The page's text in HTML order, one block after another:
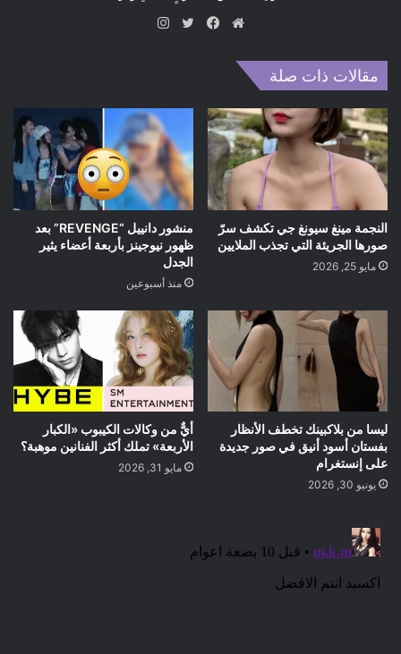
موق
في
تويت
مقالات ذات صلة
النجمة مينغ سيونغ جي تكشف سرّ
صورها الجريئة التي تجذب الملايين
مايو 25, 2026
منشور دانييل “REVENGE” بعد
ظهور نيوجينز بأربعة أعضاء يثير
الجدل
منذ أسبوعين
ليسا من بلاكبينك تخطف الأنظار
بفستان أسود أنيق في صور جديدة
على إنستغرام
يونيو 30, 2026
أيٌّ من وكالات الكيبوب «الكبار
الأربعة» تملك أكثر الفنانين موهبة؟
مايو 31, 2026